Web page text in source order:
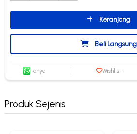
Keranjang
Beli Langsung
Tanya Wishlist
Produk Sejenis